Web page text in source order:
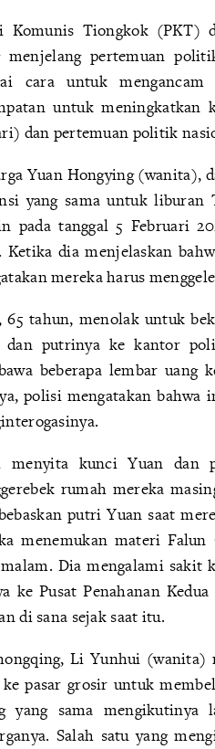
Komunis Tiongkok (PKT)
menjelang pertemuan
cara untuk
untuk meningkatkan
dan pertemuan politik
Yuan Hongying (wanita),
yang sama untuk liburan
pada tanggal 5 Februari
Ketika dia menjelaskan
mereka harus
65 tahun, menolak untuk
dan putrinya ke kantor
beberapa lembar uang
polisi mengatakan
menyita kunci Yuan dan
rumah mereka
putri Yuan saat
menemukan materi
Dia mengalami sakit
ke Pusat Penahanan
di sana sejak saat itu.
Li Yunhui (wanita)
pasar grosir untuk
yang sama
Salah satu yang